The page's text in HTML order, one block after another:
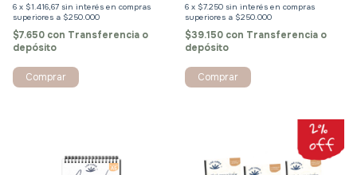
6 x $1.416,67 sin interés
$7.650 con Transferencia o
depósito
6 x $7.250 sin interés
$39.150 con Transferencia o
depósito